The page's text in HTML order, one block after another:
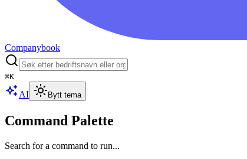
Companybook
⌘K
AI Bytt tema
Command Palette
Search for a command to run...